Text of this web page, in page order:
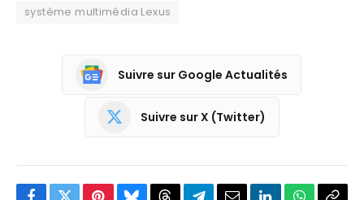
système multimédia Lexus
Suivre sur Google Actualités
Suivre sur X (Twitter)